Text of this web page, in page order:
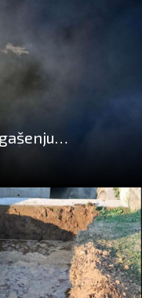
OS-a BiH